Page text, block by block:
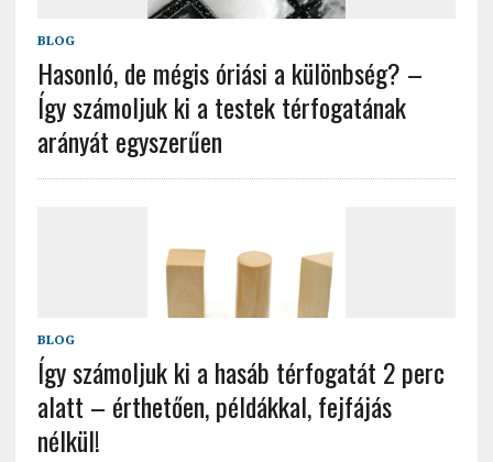
BLOG
Hasonló, de mégis óriási a különbség? –
Így számoljuk ki a testek térfogatának
arányát egyszerűen
BLOG
Így számoljuk ki a hasáb térfogatát 2 perc
alatt – érthetően, példákkal, fejfájás
nélkül!